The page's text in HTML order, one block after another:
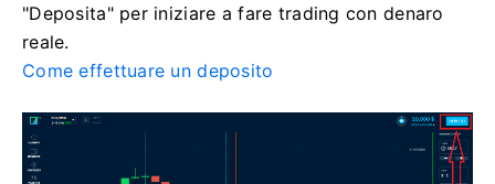
"Deposita" per iniziare a fare trading con denaro
reale.
Come effettuare un deposito